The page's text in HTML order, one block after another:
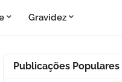
Gravidez
Publicações Populares